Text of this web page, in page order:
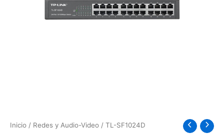
Inicio / Redes y Audio-Video / TL-SF1024D